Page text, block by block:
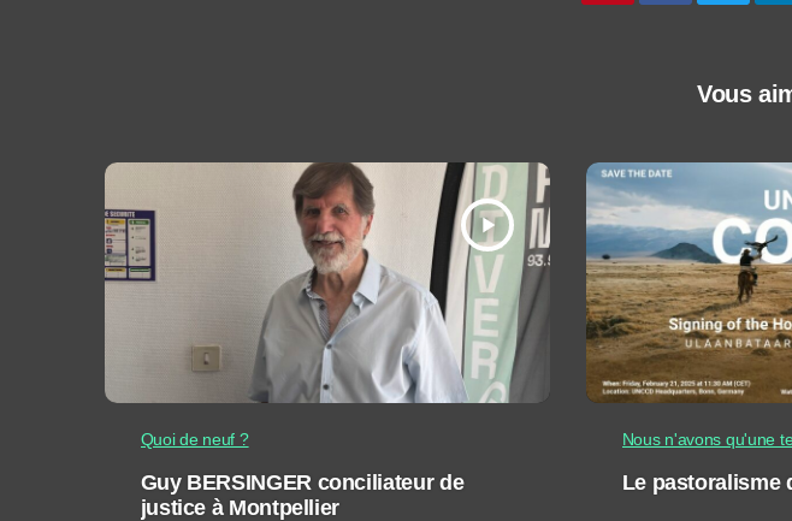
Vous
play_arrow
Quoi de neuf ?
Guy BERSINGER conciliateur de
justice à Montpellier
Nous n'avons qu'une
Le pastoralisme